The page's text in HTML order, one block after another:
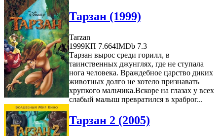
Тарзан (1999)
Tarzan
1999КП 7.664IMDb 7.3
Тарзан вырос среди горилл, в
таинственных джунглях, где не ступала
нога человека. Враждебное царство диких
животных долго не хотело признавать
хрупкого мальчика.Вскоре на глазах у всех
слабый малыш превратился в храброг...
Тарзан 2 (2005)